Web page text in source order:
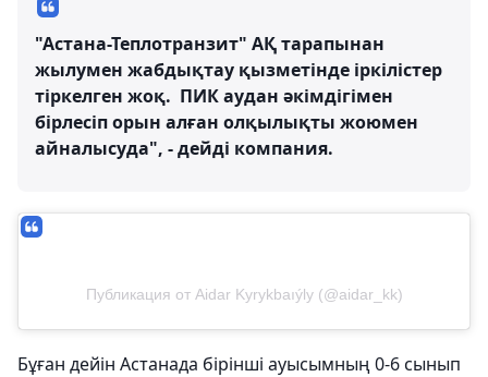
"Астана-Теплотранзит" АҚ тарапынан
жылумен жабдықтау қызметінде іркілістер
тіркелген жоқ. ПИК аудан әкімдігімен
бірлесіп орын алған олқылықты жоюмен
айналысуда", - дейді компания.
Публикация от Aidar Kyrykbaıýly (@aidar_kk)
Бұған дейін Астанада бірінші ауысымның 0-6 сынып